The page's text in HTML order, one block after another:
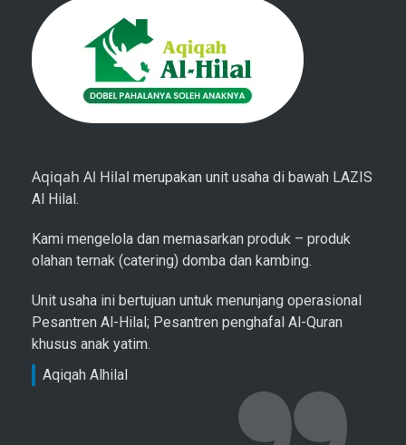
Aqiqah Al Hilal merupakan unit usaha di bawah LAZIS
Al Hilal.
Kami mengelola dan memasarkan produk – produk
olahan ternak (catering) domba dan kambing.
Unit usaha ini bertujuan untuk menunjang operasional
Pesantren Al-Hilal; Pesantren penghafal Al-Quran
khusus anak yatim.
Aqiqah Alhilal